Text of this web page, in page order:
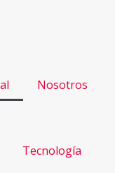
Nosotros
Tecnología